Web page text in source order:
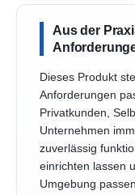
Aus der
Dieses Produkt
Anforderungen
Privatkunden,
Unternehmen
zuverlässig
einrichten lassen
Umgebung passen.